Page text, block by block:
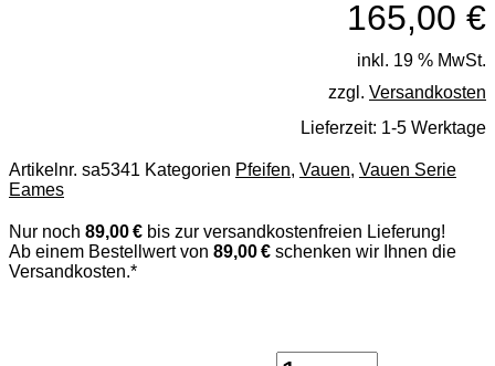
165,00 €
inkl. 19 % MwSt.
zzgl. Versandkosten
Lieferzeit: 1-5 Werktage
Artikelnr. sa5341 Kategorien Pfeifen, Vauen, Vauen Serie
Eames
Nur noch 89,00 € bis zur versandkostenfreien Lieferung!
Ab einem Bestellwert von 89,00 € schenken wir Ihnen die
Versandkosten.*